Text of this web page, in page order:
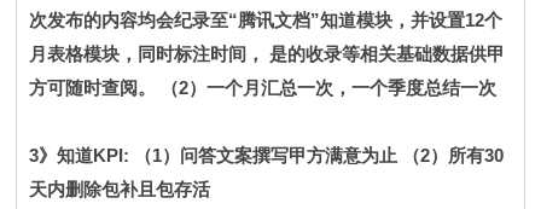
次发布的内容均会纪录至“腾讯文档”知道模块，并设置12个
月表格模块，同时标注时间，是的收录等相关基础数据供甲
方可随时查阅。
（2）一个月汇总一次，一个季度总结一次
3》知道KPI: （1）问答文案撰写甲方满意为止 （2）所有30
天内删除包补且包存活